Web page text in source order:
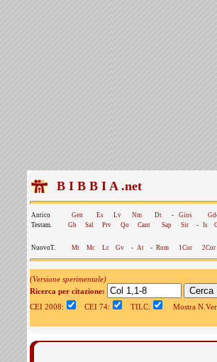
B I B B I A .net
Antico Gen Es Lv Nm Dt - Gios
Testam.
Gb Sal Prv Qo Cant Sap Sir - Is
NuovoT. Mt Mc Lc Gv - At - Rom 1Cor 2Cor
(Versione sperimentale)
Ricerca per citazione:
CEI 2008:
CEI 74: TILC: Mostra